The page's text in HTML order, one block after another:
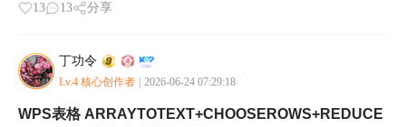
13 13 分享
丁功令
Lv.4 核心创作者 2026-06-24 07:29:18
WPS表格 ARRAYTOTEXT+CHOOSEROWS+REDUCE